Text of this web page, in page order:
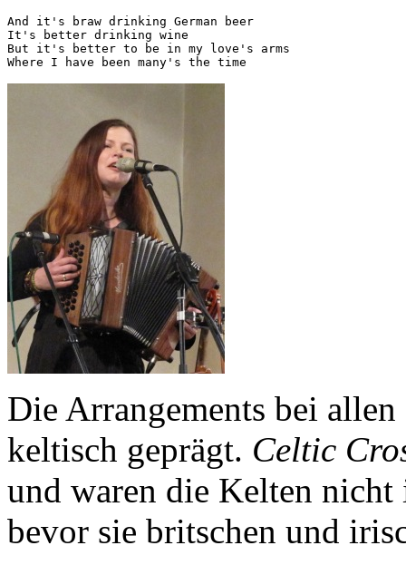
And it's braw drinking German beer
It's better drinking wine
But it's better to be in my love's arms
Die Arrangements bei
keltisch geprägt. Celtic
und waren die Kelten nicht
bevor sie britschen und